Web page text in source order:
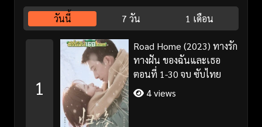
วันนี้ 7 วัน 1 เดือน
1
Road Home (2023) ทางรัก
ทางฝัน ของฉันและเธอ
ตอนที่ 1-30 จบ ซับไทย
4 views